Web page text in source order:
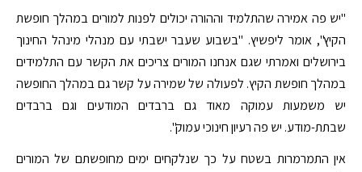
"יש פה אמירה שהתלמיד וההורה יכולים לפנות למורים במהלך חופשת
הקיץ", אומר ליפשיץ. "בשבוע שעבר ישבתי עם מנהלי מינהל החינוך
בירושלים ואמרתי שגם אנחנו המורים צריכים את הקשר עם התלמידים
במהלך חופשת הקיץ. לפעולה של שמירה על קשר גם במהלך החופשה
יש משמעות עמוקה מאוד גם ברבדים המודעים וגם ברבדים
שבתת-מודע. יש פה רעיון חינוכי עמוק".
אין התמרמרות בשטח על כך שנלקחים ימים מחופשתם של המורים